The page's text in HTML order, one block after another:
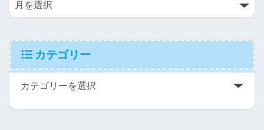
カテゴリー